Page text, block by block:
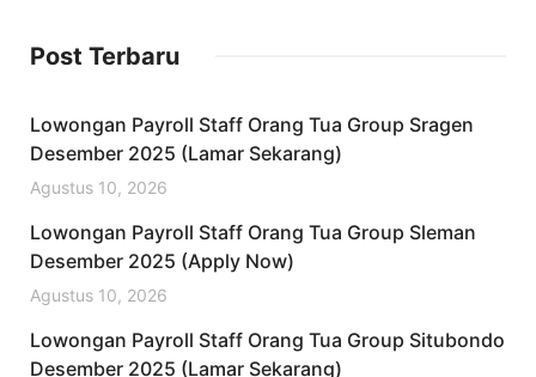
Post Terbaru
Lowongan Payroll Staff Orang Tua Group Sragen
Desember 2025 (Lamar Sekarang)
Agustus 10, 2026
Lowongan Payroll Staff Orang Tua Group Sleman
Desember 2025 (Apply Now)
Agustus 10, 2026
Lowongan Payroll Staff Orang Tua Group Situbondo
Desember 2025 (Lamar Sekarang)